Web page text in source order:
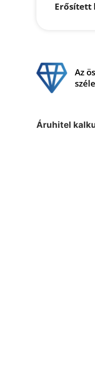
Erősített
Az
Áruhitel